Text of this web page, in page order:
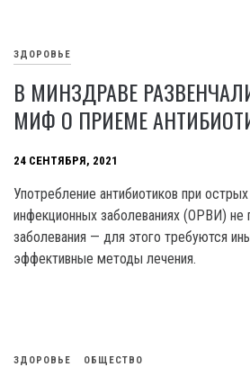
ЗДОРОВЬЕ
В МИНЗДРАВЕ
МИФ О ПРИЕМЕ
24 СЕНТЯБРЯ, 2021
Употребление антибиотиков при
инфекционных заболеваниях (ОРВИ) не
заболевания — для этого требуются
эффективные методы лечения.
ЗДОРОВЬЕ ОБЩЕСТВО